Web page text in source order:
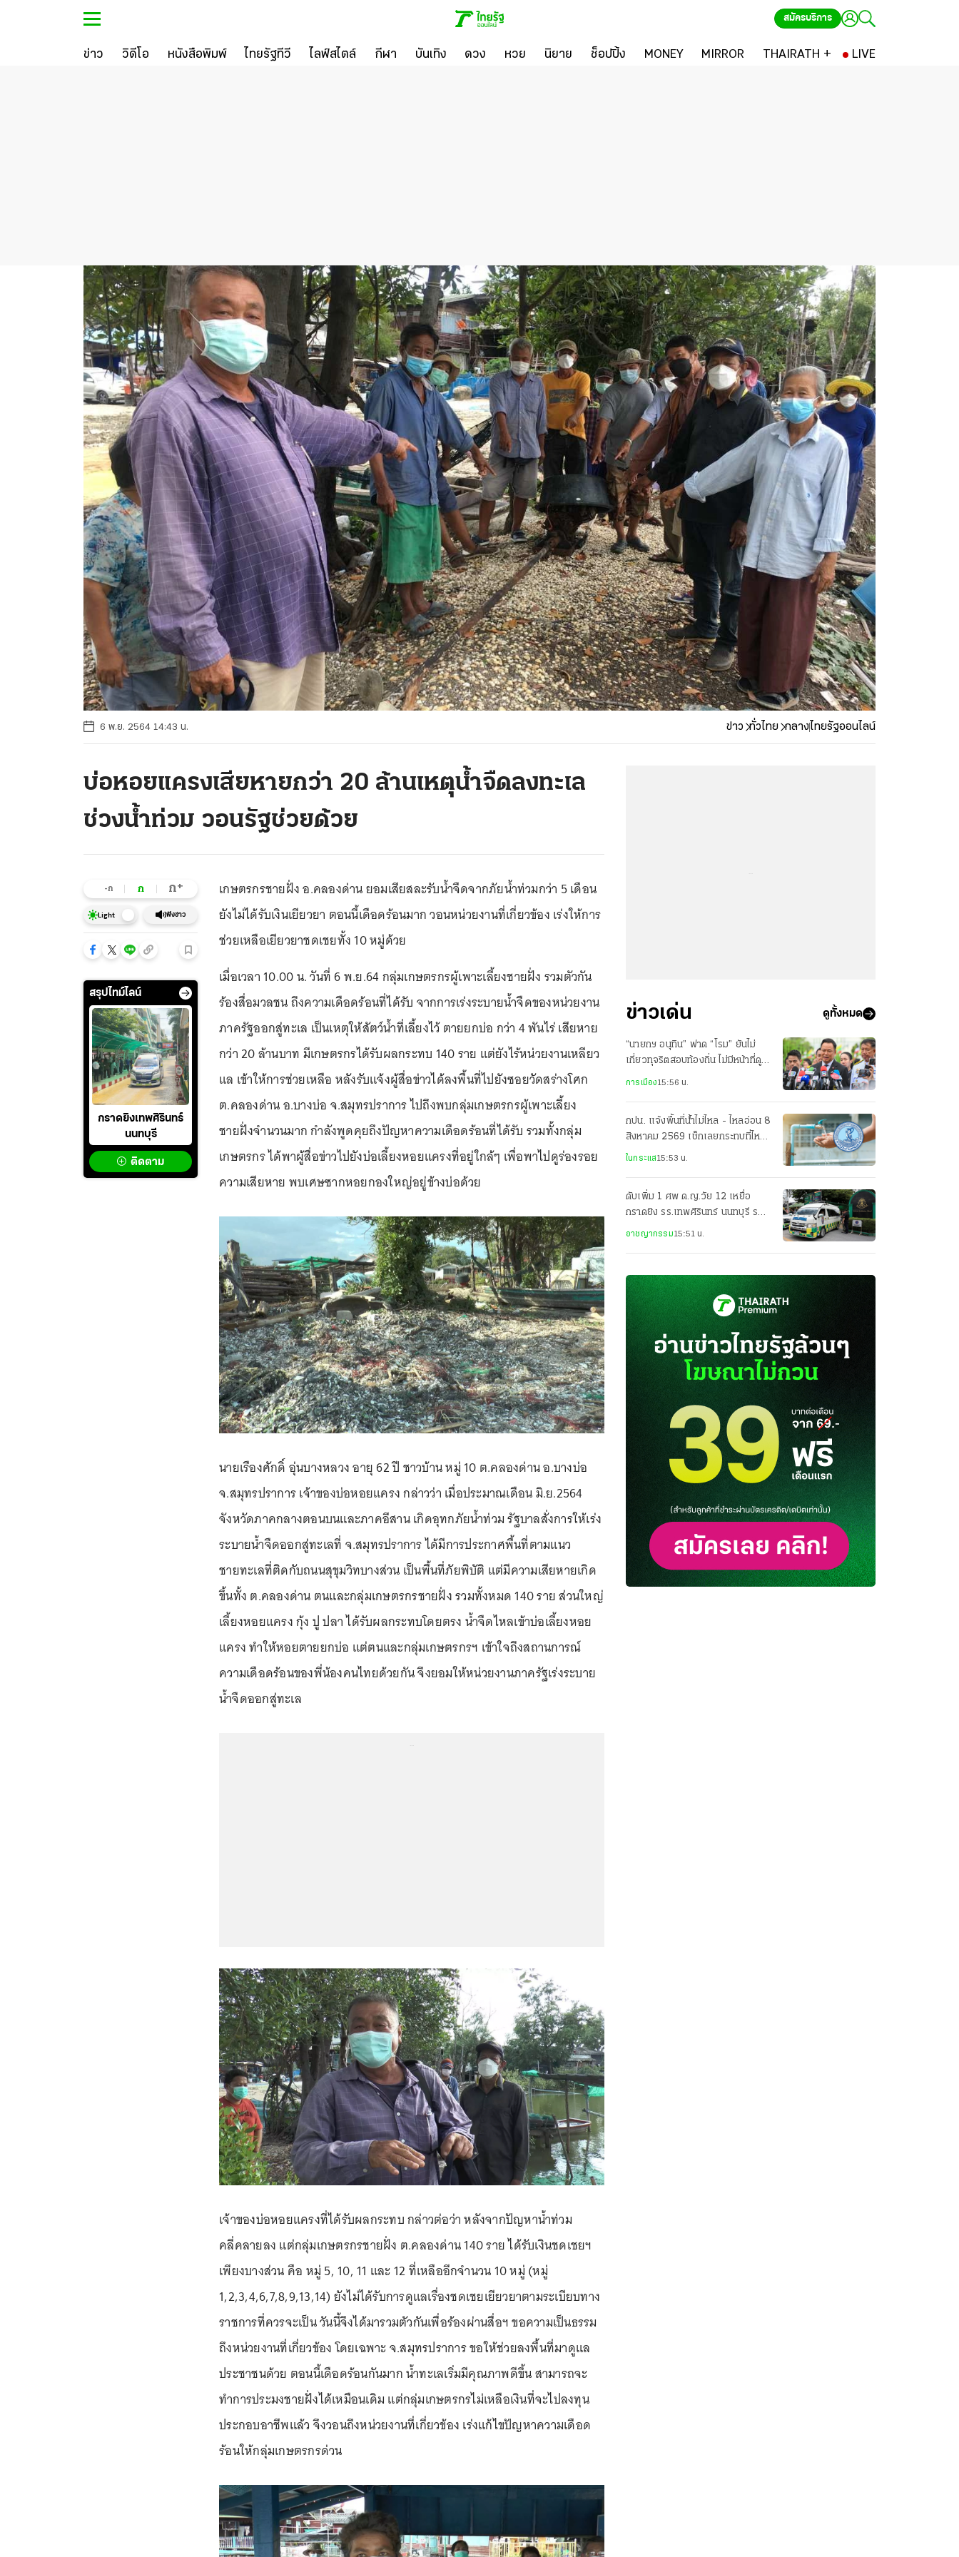
สมัครบริการ
ข่าว วิดีโอ หนังสือพิมพ์ ไทยรัฐทีวี ไลฟ์สไตล์ กีฬา บันเทิง ดวง หวย นิยาย ช็อปปิ้ง MONEY MIRROR THAIRATH + LIVE
6 พ.ย. 2564 14:43 น. ข่าว ทั่วไทย กลางไทยรัฐออนไลน์
บ่อหอยแครงเสียหายกว่า 20 ล้านเหตุน้ำจืดลงทะเล
ช่วงน้ำท่วม วอนรัฐช่วยด้วย
-ก ก ก+
Light ฟังข่าว
สรุปไทม์ไลน์
กราดยิงเทพศิรินทร์
นนทบุรี
ติดตาม
เกษตรกรชายฝั่ง อ.คลองด่าน ยอมเสียสละรับน้ำจืดจากภัยน้ำท่วมกว่า 5 เดือน
ยังไม่ได้รับเงินเยียวยา ตอนนี้เดือดร้อนมาก วอนหน่วยงานที่เกี่ยวข้อง เร่งให้การ
ช่วยเหลือเยียวยาชดเชยทั้ง 10 หมู่ด้วย
เมื่อเวลา 10.00 น. วันที่ 6 พ.ย.64 กลุ่มเกษตรกรผู้เพาะเลี้ยงชายฝั่ง รวมตัวกัน
ร้องสื่อมวลชน ถึงความเดือดร้อนที่ได้รับ จากการเร่งระบายน้ำจืดของหน่วยงาน
ภาครัฐออกสู่ทะเล เป็นเหตุให้สัตว์น้ำที่เลี้ยงไว้ ตายยกบ่อ กว่า 4 พันไร่ เสียหาย
กว่า 20 ล้านบาท มีเกษตรกรได้รับผลกระทบ 140 ราย แต่ยังไร้หน่วยงานเหลียว
แล เข้าให้การช่วยเหลือ หลังรับแจ้งผู้สื่อข่าวได้ลงพื้นที่ไปยังซอยวัดสร่างโศก
ต.คลองด่าน อ.บางบ่อ จ.สมุทรปราการ ไปถึงพบกลุ่มเกษตรกรผู้เพาะเลี้ยง
ชายฝั่งจำนวนมาก กำลังพูดคุยถึงปัญหาความเดือดร้อนที่ได้รับ รวมทั้งกลุ่ม
เกษตรกร ได้พาผู้สื่อข่าวไปยังบ่อเลี้ยงหอยแครงที่อยู่ใกล้ๆ เพื่อพาไปดูร่องรอย
ความเสียหาย พบเศษซากหอยกองใหญ่อยู่ข้างบ่อด้วย
นายเรืองศักดิ์ อุ่นบางหลวง อายุ 62 ปี ชาวบ้าน หมู่ 10 ต.คลองด่าน อ.บางบ่อ
จ.สมุทรปราการ เจ้าของบ่อหอยแครง กล่าวว่า เมื่อประมาณเดือน มิ.ย.2564
จังหวัดภาคกลางตอนบนและภาคอีสาน เกิดอุทกภัยน้ำท่วม รัฐบาลสั่งการให้เร่ง
ระบายน้ำจืดออกสู่ทะเลที่ จ.สมุทรปราการ ได้มีการประกาศพื้นที่ตามแนว
ชายทะเลที่ติดกับถนนสุขุมวิทบางส่วน เป็นพื้นที่ภัยพิบัติ แต่มีความเสียหายเกิด
ขึ้นทั้ง ต.คลองด่าน ตนและกลุ่มเกษตรกรชายฝั่ง รวมทั้งหมด 140 ราย ส่วนใหญ่
เลี้ยงหอยแครง กุ้ง ปู ปลา ได้รับผลกระทบโดยตรง น้ำจืดไหลเข้าบ่อเลี้ยงหอย
แครง ทำให้หอยตายยกบ่อ แต่ตนและกลุ่มเกษตรกรฯ เข้าใจถึงสถานการณ์
ความเดือดร้อนของพี่น้องคนไทยด้วยกัน จึงยอมให้หน่วยงานภาครัฐเร่งระบาย
น้ำจืดออกสู่ทะเล
เจ้าของบ่อหอยแครงที่ได้รับผลกระทบ กล่าวต่อว่า หลังจากปัญหาน้ำท่วม
คลี่คลายลง แต่กลุ่มเกษตรกรชายฝั่ง ต.คลองด่าน 140 ราย ได้รับเงินชดเชยฯ
เพียงบางส่วน คือ หมู่ 5, 10, 11 และ 12 ที่เหลืออีกจำนวน 10 หมู่ (หมู่
1,2,3,4,6,7,8,9,13,14) ยังไม่ได้รับการดูแลเรื่องชดเชยเยียวยาตามระเบียบทาง
ราชการที่ควรจะเป็น วันนี้จึงได้มารวมตัวกันเพื่อร้องผ่านสื่อฯ ขอความเป็นธรรม
ถึงหน่วยงานที่เกี่ยวข้อง โดยเฉพาะ จ.สมุทรปราการ ขอให้ช่วยลงพื้นที่มาดูแล
ประชาชนด้วย ตอนนี้เดือดร้อนกันมาก น้ำทะเลเริ่มมีคุณภาพดีขึ้น สามารถจะ
ทำการประมงชายฝั่งได้เหมือนเดิม แต่กลุ่มเกษตรกรไม่เหลือเงินที่จะไปลงทุน
ประกอบอาชีพแล้ว จึงวอนถึงหน่วยงานที่เกี่ยวข้อง เร่งแก้ไขปัญหาความเดือด
ร้อนให้กลุ่มเกษตรกรด่วน
ข่าวเด่น ดูทั้งหมด
“นายกฯ อนุทิน” ฟาด “โรม” ยันไม่
เกี่ยวทุจริตสอบท้องถิ่น ไม่มีหน้าที่ดูที
โออาร์
การเมือง15:56 น.
กปน. แจ้งพื้นที่น้ำไม่ไหล - ไหลอ่อน 8
สิงหาคม 2569 เช็กเลยกระทบที่ไหน
บ้าง
ในกระแส15:53 น.
ดับเพิ่ม 1 ศพ ด.ญ.วัย 12 เหยื่อ
กราดยิง รร.เทพศิรินทร์ นนทบุรี รวม
อาชญากรรม15:51 น.